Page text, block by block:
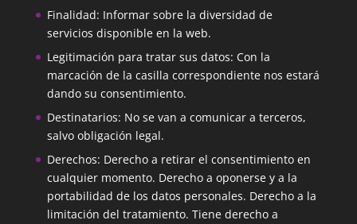
Finalidad: Informar sobre la diversidad de
servicios disponible en la web.
Legitimación para tratar sus datos: Con la
marcación de la casilla correspondiente nos estará
dando su consentimiento.
Destinatarios: No se van a comunicar a terceros,
salvo obligación legal.
Derechos: Derecho a retirar el consentimiento en
cualquier momento. Derecho a oponerse y a la
portabilidad de los datos personales. Derecho a la
limitación del tratamiento. Tiene derecho a